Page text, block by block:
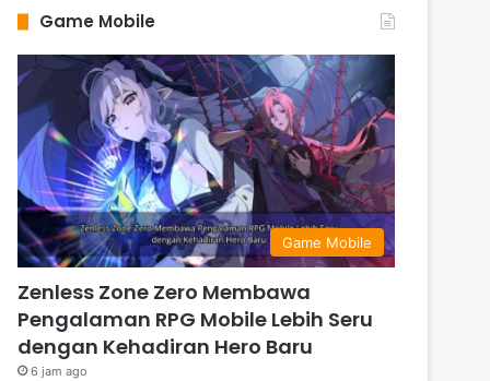
Game Mobile
Game Mobile
Zenless Zone Zero Membawa
Pengalaman RPG Mobile Lebih Seru
dengan Kehadiran Hero Baru
6 jam ago